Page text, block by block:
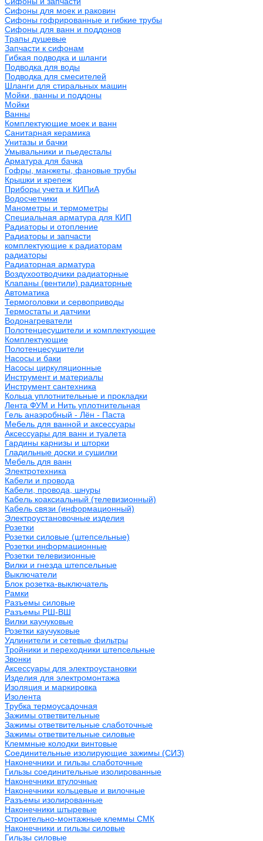
Сифоны для моек и раковин
Сифоны гофрированные и гибкие трубы
Сифоны для ванн и поддонов
Трапы душевые
Запчасти к сифонам
Гибкая подводка и шланги
Подводка для воды
Подводка для смесителей
Шланги для стиральных машин
Мойки, ванны и поддоны
Мойки
Ванны
Комплектующие моек и ванн
Санитарная керамика
Унитазы и бачки
Умывальники и пьедесталы
Арматура для бачка
Гофры, манжеты, фановые трубы
Крышки и крепеж
Приборы учета и КИПиА
Водосчетчики
Манометры и термометры
Специальная арматура для КИП
Радиаторы и отопление
Радиаторы и запчасти
комплектующие к радиаторам
радиаторы
Радиаторная арматура
Воздухоотводчики радиаторные
Клапаны (вентили) радиаторные
Автоматика
Термоголовки и сервоприводы
Термостаты и датчики
Водонагреватели
Полотенцесушители и комплектующие
Комплектующие
Полотенцесушители
Насосы и баки
Насосы циркуляционные
Инструмент и материалы
Инструмент сантехника
Кольца уплотнительные и прокладки
Лента ФУМ и Нить уплотнительная
Гель анаэробный - Лён - Паста
Мебель для ванной и аксессуары
Аксессуары для ванн и туалета
Гардины карнизы и шторки
Гладильные доски и сушилки
Мебель для ванн
Электротехника
Кабели и провода
Кабели, провода, шнуры
Кабель коаксиальный (телевизионный)
Кабель связи (информационный)
Электроустановочные изделия
Розетки
Розетки силовые (штепсельные)
Розетки информационные
Розетки телевизионные
Вилки и гнезда штепсельные
Выключатели
Блок розетка-выключатель
Рамки
Разъемы силовые
Разъемы РШ-ВШ
Вилки каучуковые
Розетки каучуковые
Удлинители и сетевые фильтры
Тройники и переходники штепсельные
Звонки
Аксессуары для электроустановки
Изделия для электромонтажа
Изоляция и маркировка
Изолента
Трубка термоусадочная
Зажимы ответвительные
Зажимы ответвительные слаботочные
Зажимы ответвительные силовые
Клеммные колодки винтовые
Соединительные изолирующие зажимы (СИЗ)
Наконечники и гильзы слаботочные
Гильзы соединительные изолированные
Наконечники втулочные
Наконечники кольцевые и вилочные
Разъемы изолированные
Наконечники штыревые
Строительно-монтажные клеммы СМК
Наконечники и гильзы силовые
Гильзы силовые